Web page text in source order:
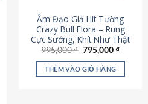
Âm Đạo Giả Hít Tường
Crazy Bull Flora – Rung
Cực Sướng, Khít Như Thật
995,000₫ Giá
là:
995,000 ₫.
795,000₫Giá
tại
THÊM VÀO GIỎ HÀNG